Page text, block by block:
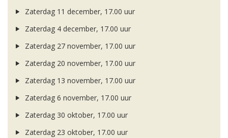
Zaterdag 11 december, 17.00 uur
Zaterdag 4 december, 17.00 uur
Zaterdag 27 november, 17.00 uur
Zaterdag 20 november, 17.00 uur
Zaterdag 13 november, 17.00 uur
Zaterdag 6 november, 17.00 uur
Zaterdag 30 oktober, 17.00 uur
Zaterdag 23 oktober, 17.00 uur